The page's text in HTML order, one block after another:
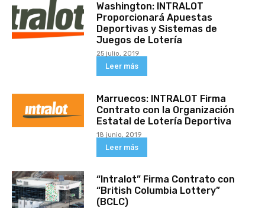
Washington: INTRALOT
Proporcionará Apuestas
Deportivas y Sistemas de
Juegos de Lotería
25 julio, 2019
Leer más
Marruecos: INTRALOT Firma
Contrato con la Organización
Estatal de Lotería Deportiva
18 junio, 2019
Leer más
“Intralot” Firma Contrato con
“British Columbia Lottery”
(BCLC)